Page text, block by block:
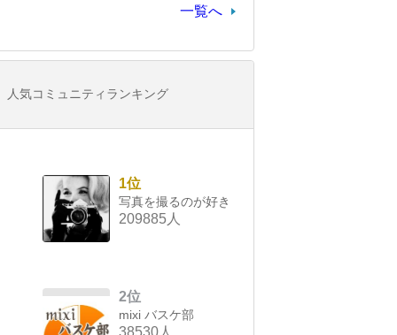
一覧へ
人気コミュニティランキング
1位
写真を撮るのが好き
209885人
2位
mixi バスケ部